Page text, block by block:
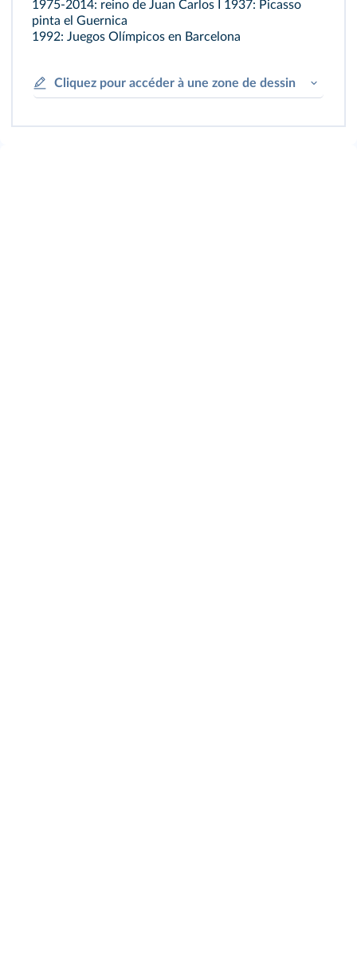
1975-2014: reino de Juan Carlos I 1937: Picasso
pinta el Guernica
1992: Juegos Olímpicos en Barcelona
Cliquez pour accéder à une zone de dessin